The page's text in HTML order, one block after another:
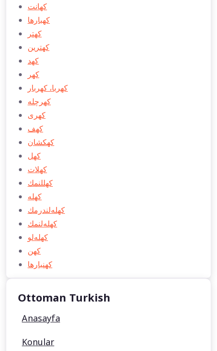
كهانت
كهبارها
كهتر
كهترين
كهد
كهر
كهربا، كهربار
كهرچله
كهری
كهف
كهكشان
كهل
كهلات
كهللنمك
كهله
كهله‌لندرمك
كهله‌لنمك
كهله‌لو
كهن
كهنبارها
Ottoman Turkish
Anasayfa
Konular